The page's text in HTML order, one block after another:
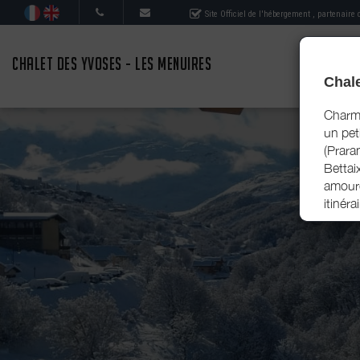
Site Officiel de l'hébergement , partenaire
CHALET DES YVOSES - LES MENUIRES
un